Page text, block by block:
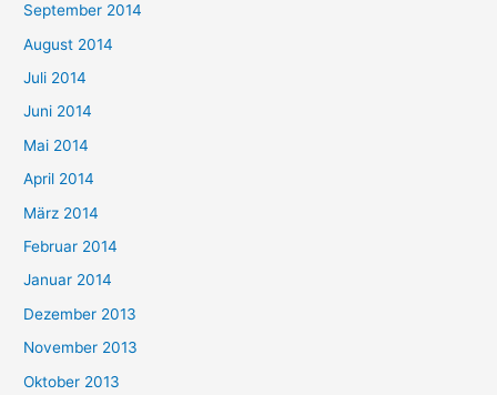
September 2014
August 2014
Juli 2014
Juni 2014
Mai 2014
April 2014
März 2014
Februar 2014
Januar 2014
Dezember 2013
November 2013
Oktober 2013